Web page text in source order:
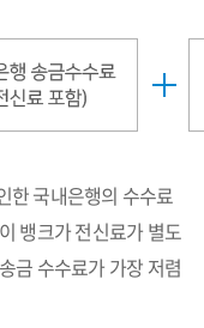
한 국내은행의 수수료
뱅크가 전신료가 별도
금 수수료가 가장 저렴